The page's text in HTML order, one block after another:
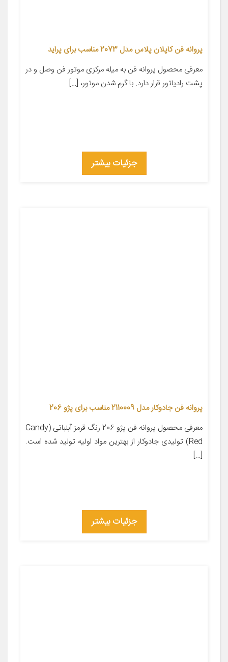
پروانه فن کاپلان پلاس مدل 2073 مناسب برای پراید
معرفی محصول پروانه فن به میله مرکزی موتور فن وصل و در
پشت رادیاتور قرار دارد. با گرم شدن موتور، […]
جزئیات بیشتر
پروانه فن جادوکار مدل 2110009 مناسب برای پژو 206
معرفی محصول پروانه فن پژو 206 رنگ قرمز آبنباتی (Candy
Red) تولیدی جادوکار از بهترین مواد اولیه تولید شده است.
[…]
جزئیات بیشتر